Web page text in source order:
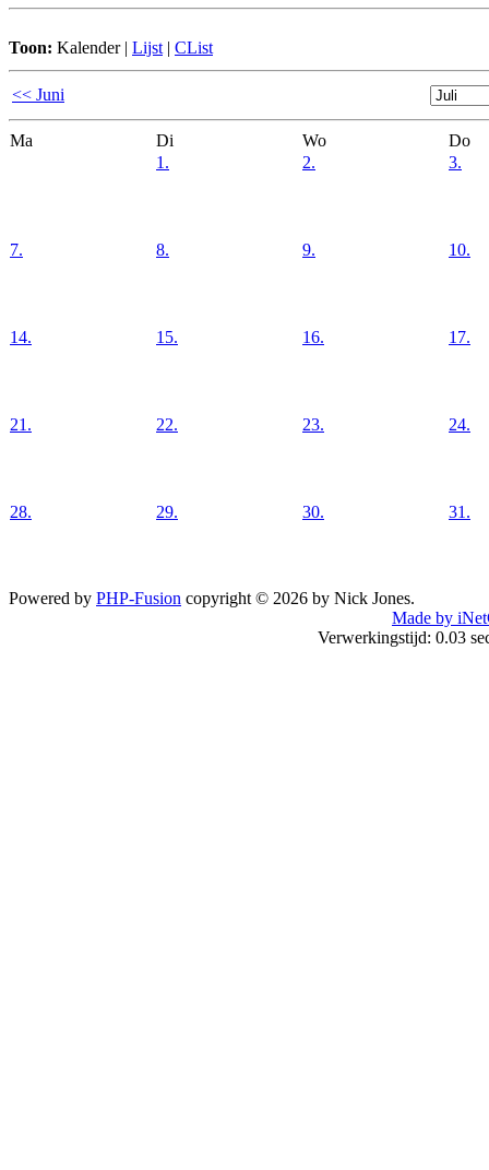
Toon: Kalender| Lijst | CList
<< Juni
Ma Di Wo
Do
1.
2. 3.
7. 8. 9. 10.
14. 15. 16. 17.
21. 22. 23. 24.
28. 29. 30. 31.
Powered by PHP-Fusion copyright © 2026 by Nick Jones.
Made by
Verwerkingstijd: 0.03